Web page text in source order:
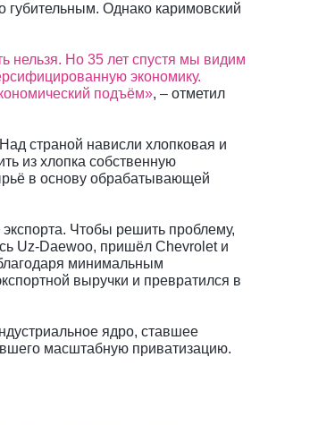
губительным. Однако каримовский
нельзя. Но 35 лет спустя мы видим
экономику.
подъём», – отметил
страной нависли хлопковая и
из хлопка собственную
в основу обрабатывающей
Чтобы решить проблему,
Uz-Daewoo, пришёл Chevrolet и
минимальным
выручки и превратился в
ядро, ставшее
масштабную приватизацию.